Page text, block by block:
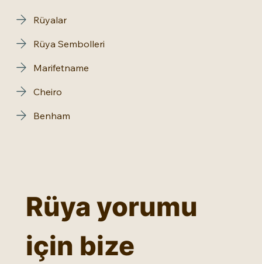
Rüyalar
Rüya Sembolleri
Marifetname
Cheiro
Benham
Rüya yorumu
için bize